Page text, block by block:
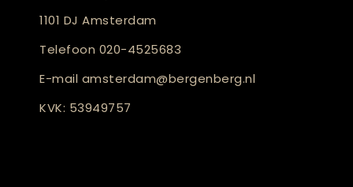
1101 DJ Amsterdam
Telefoon 020-4525683
E-mail amsterdam@bergenberg.nl
KVK: 53949757